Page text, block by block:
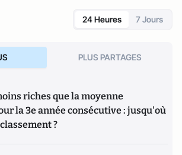
24 Heures 7 Jours
PLUS PARTAGES
riches que la moyenne
la 3e année consécutive : jusqu'où
?